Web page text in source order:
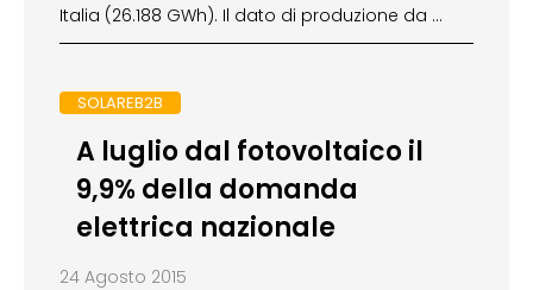
Italia (26.188 GWh). Il dato di produzione da …
SOLAREB2B
A luglio dal fotovoltaico il
9,9% della domanda
elettrica nazionale
24 Agosto 2015